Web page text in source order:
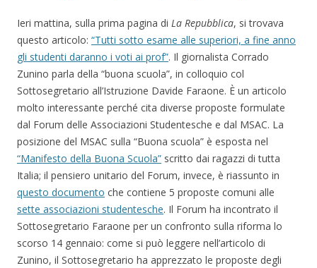
Ieri mattina, sulla prima pagina di La Repubblica, si trovava
questo articolo: “Tutti sotto esame alle superiori, a fine anno
gli studenti daranno i voti ai prof”. Il giornalista Corrado
Zunino parla della “buona scuola”, in colloquio col
Sottosegretario all’Istruzione Davide Faraone. È un articolo
molto interessante perché cita diverse proposte formulate
dal Forum delle Associazioni Studentesche e dal MSAC. La
posizione del MSAC sulla “Buona scuola” è esposta nel
“Manifesto della Buona Scuola” scritto dai ragazzi di tutta
Italia; il pensiero unitario del Forum, invece, è riassunto in
questo documento che contiene 5 proposte comuni alle
sette associazioni studentesche. Il Forum ha incontrato il
Sottosegretario Faraone per un confronto sulla riforma lo
scorso 14 gennaio: come si può leggere nell’articolo di
Zunino, il Sottosegretario ha apprezzato le proposte degli